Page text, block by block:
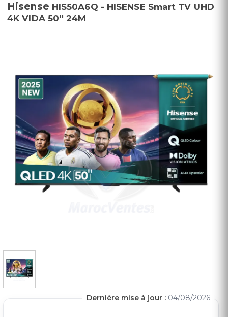
Hisense HIS50A6Q - HISENSE Smart TV UHD
4K VIDA 50'' 24M
Dernière mise à jour : 04/08/2026